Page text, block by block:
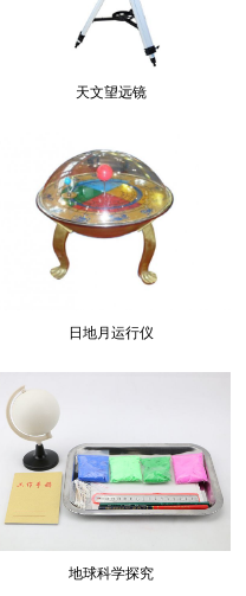
天文望远镜
日地月运行仪
地球科学探究